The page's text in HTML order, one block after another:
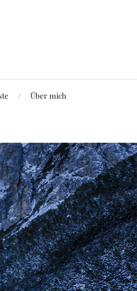
Über mich